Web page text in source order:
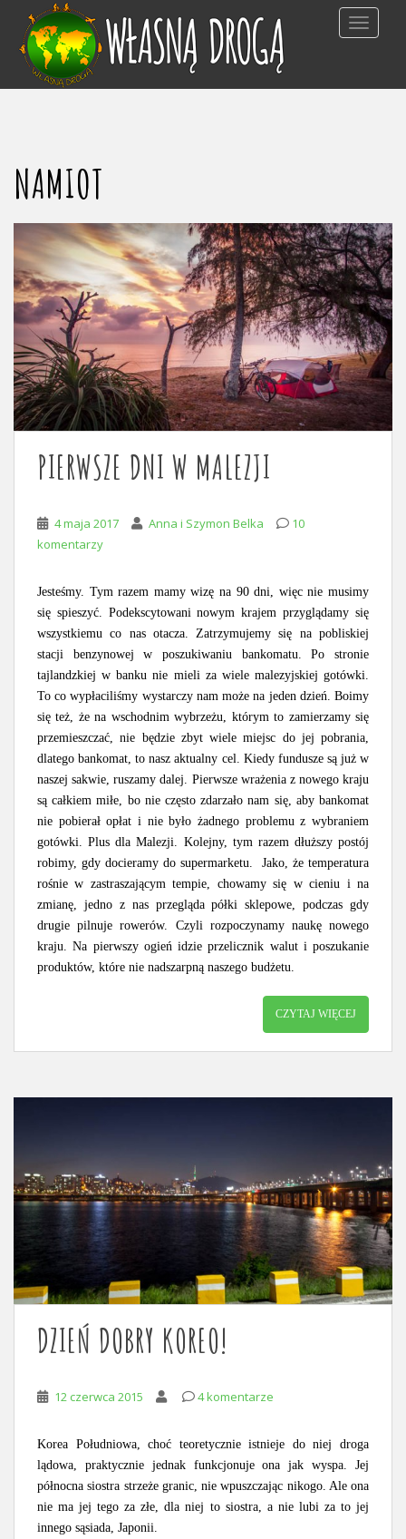
TOGGLE
NAMIOT
PIERWSZE DNI W MALEZJI
4 maja 2017 Anna i Szymon Belka
10
komentarzy
Jesteśmy. Tym razem mamy wizę na 90 dni, więc nie musimy
się spieszyć. Podekscytowani nowym krajem przyglądamy się
wszystkiemu co nas otacza. Zatrzymujemy się na pobliskiej
stacji benzynowej w poszukiwaniu bankomatu. Po stronie
tajlandzkiej w banku nie mieli za wiele malezyjskiej gotówki.
To co wypłaciliśmy wystarczy nam może na jeden dzień. Boimy
się też, że na wschodnim wybrzeżu, którym to zamierzamy się
przemieszczać, nie będzie zbyt wiele miejsc do jej pobrania,
dlatego bankomat, to nasz aktualny cel. Kiedy fundusze są już w
naszej sakwie, ruszamy dalej. Pierwsze wrażenia z nowego kraju
są całkiem miłe, bo nie często zdarzało nam się, aby bankomat
nie pobierał opłat i nie było żadnego problemu z wybraniem
gotówki. Plus dla Malezji. Kolejny, tym razem dłuższy postój
robimy, gdy docieramy do supermarketu. Jako, że temperatura
rośnie w zastraszającym tempie, chowamy się w cieniu i na
zmianę, jedno z nas przegląda półki sklepowe, podczas gdy
drugie pilnuje rowerów. Czyli rozpoczynamy naukę nowego
kraju. Na pierwszy ogień idzie przelicznik walut i poszukanie
produktów, które nie nadszarpną naszego budżetu.
CZYTAJ WIĘCEJ
DZIEŃ DOBRY KOREO!
12 czerwca 2015 4 komentarze
Korea Południowa, choć teoretycznie istnieje do niej droga
lądowa, praktycznie jednak funkcjonuje ona jak wyspa. Jej
północna siostra strzeże granic, nie wpuszczając nikogo. Ale ona
nie ma jej tego za złe, dla niej to siostra, a nie lubi za to jej
innego sąsiada, Japonii.